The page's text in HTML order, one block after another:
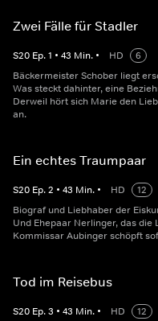
Zwei Fälle für Stadler
S20 Ep.1 • 43 Min. • HD
6
Bäckermeister Schober liegt
Was steckt dahinter, eine
Derweil hört sich Marie den
an.
Ein echtes Traumpaar
S20 Ep.2 • 43 Min. • HD
12
Biograf und Liebhaber der
Und Ehepaar Nerlinger, das die
Kommissar Aubinger schöpft
Tod im Reisebus
S20 Ep.3 • 43 Min. • HD
12